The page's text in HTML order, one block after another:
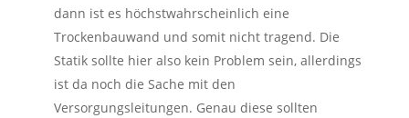
dann ist es höchstwahrscheinlich eine
Trockenbauwand und somit nicht tragend. Die
Statik sollte hier also kein Problem sein, allerdings
ist da noch die Sache mit den
Versorgungsleitungen. Genau diese sollten